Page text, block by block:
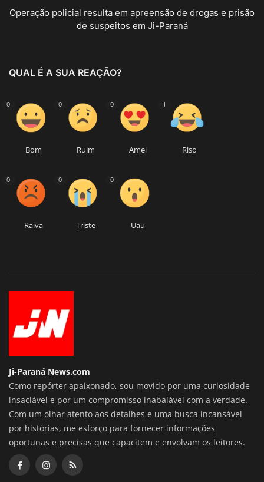
Operação policial resulta em apreensão de drogas e prisão
de suspeitos em Ji-Paraná
QUAL É A SUA REAÇÃO?
0
Bom
0
Ruim
0
Amei
1
Riso
0
Raiva
0
Triste
0
Uau
Ji-Paraná News.com
Como repórter apaixonado, sou movido por uma curiosidade
insaciável e por um compromisso inabalável com a verdade.
Com um olhar atento aos detalhes e uma busca incansável
por histórias, me esforço para fornecer informações
oportunas e precisas que capacitem e envolvam os leitores.